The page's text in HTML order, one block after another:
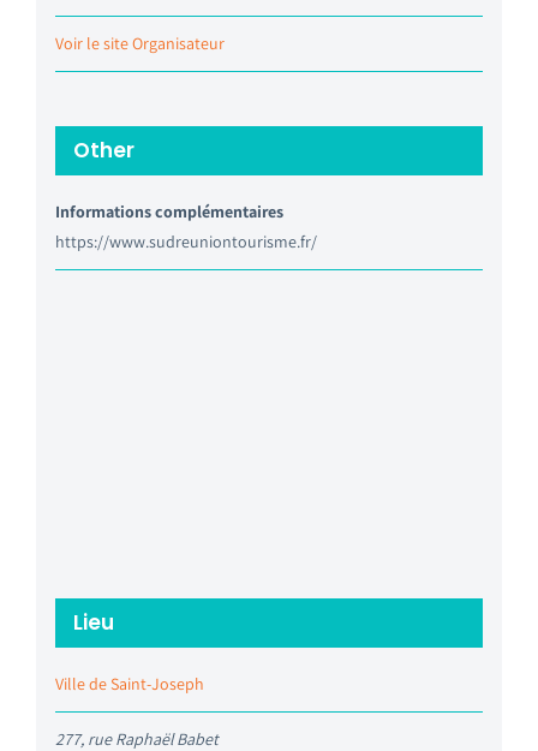
Voir le site Organisateur
Other
Informations complémentaires
https://www.sudreuniontourisme.fr/
Lieu
Ville de Saint-Joseph
277, rue Raphaël Babet